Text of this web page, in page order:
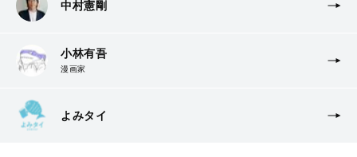
中村憲剛
小林有吾
漫画家
よみタイ